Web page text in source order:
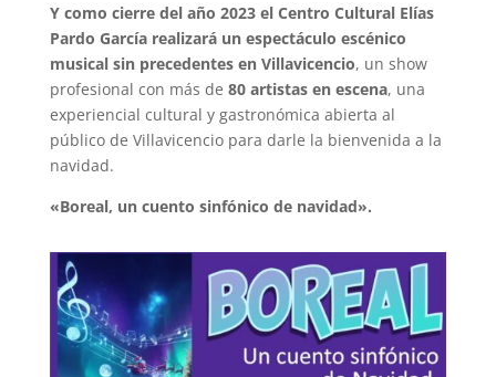
Y como cierre del año 2023 el Centro Cultural Elías
Pardo García realizará un espectáculo escénico
musical sin precedentes en Villavicencio, un show
profesional con más de 80 artistas en escena, una
experiencial cultural y gastronómica abierta al
público de Villavicencio para darle la bienvenida a la
navidad.
«Boreal, un cuento sinfónico de navidad».